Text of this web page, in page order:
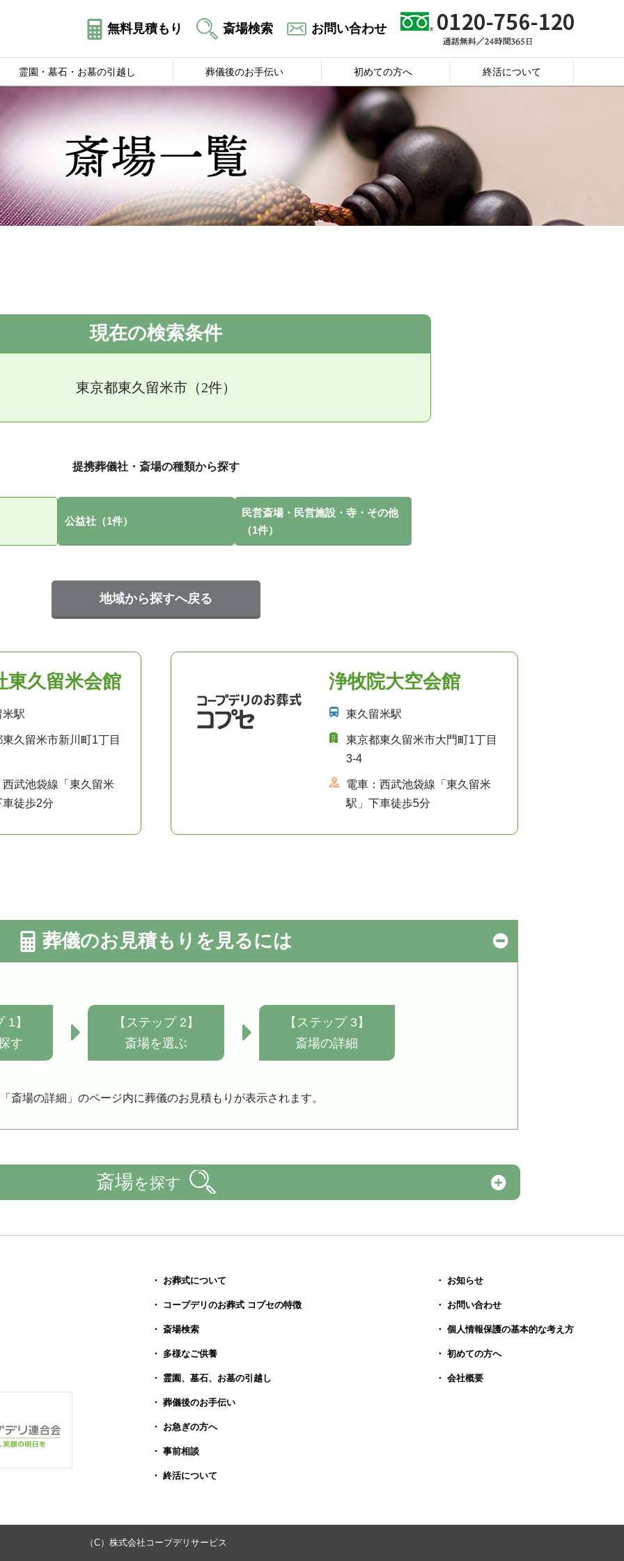
無料見積もり 斎場検索 お問い合わせ
霊園・墓石・お墓の引越し 葬儀後のお手伝い 初めての方へ 終活について
現在の検索条件
東京都東久留米市（2件）
提携葬儀社・斎場の種類から探す
公益社（1件）
民営斎場・民営施設・寺・その他
（1件）
地域から探すへ戻る
東久留米会館
米駅
久留米市新川町1丁目
西武池袋線「東久留米
徒歩2分
浄牧院大空会館
東久留米駅
東京都東久留米市大門町1丁目
3-4
電車：西武池袋線「東久留米
駅」下車徒歩5分
葬儀のお見積もりを見るには
1】
す
【ステップ 2】
斎場を選ぶ
【ステップ 3】
斎場の詳細
斎場の詳細」のページ内に葬儀のお見積もりが表示されます。
斎場を探す
・ お葬式について
・ コープデリのお葬式 コプセの特徴
・ 斎場検索
・ 多様なご供養
・ 霊園、墓石、お墓の引越し
・ 葬儀後のお手伝い
・ お急ぎの方へ
・ 事前相談
・ 終活について
・ お知らせ
・ お問い合わせ
・ 個人情報保護の基本的な考え方
・ 初めての方へ
・ 会社概要
（C）株式会社コープデリサービス